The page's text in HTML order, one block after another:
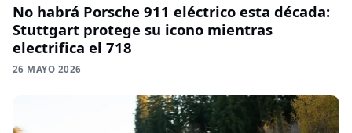
No habrá Porsche 911 eléctrico esta década:
Stuttgart protege su icono mientras
electrifica el 718
26 MAYO 2026